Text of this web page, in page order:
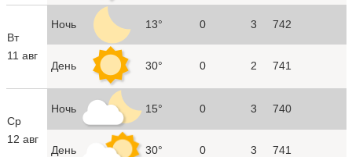
Вт
11 авг
Ночь 13° 0 3 742
День 30° 0 2 741
Ср
12 авг
Ночь 15° 0 3 740
День 30° 0 3 741